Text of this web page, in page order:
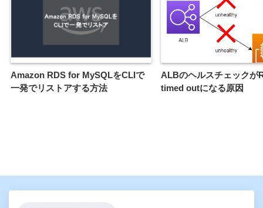
Amazon RDS for MySQLをCLIで
一発でリストアする方法
ALBのヘルスチェックが
timed outになる原因